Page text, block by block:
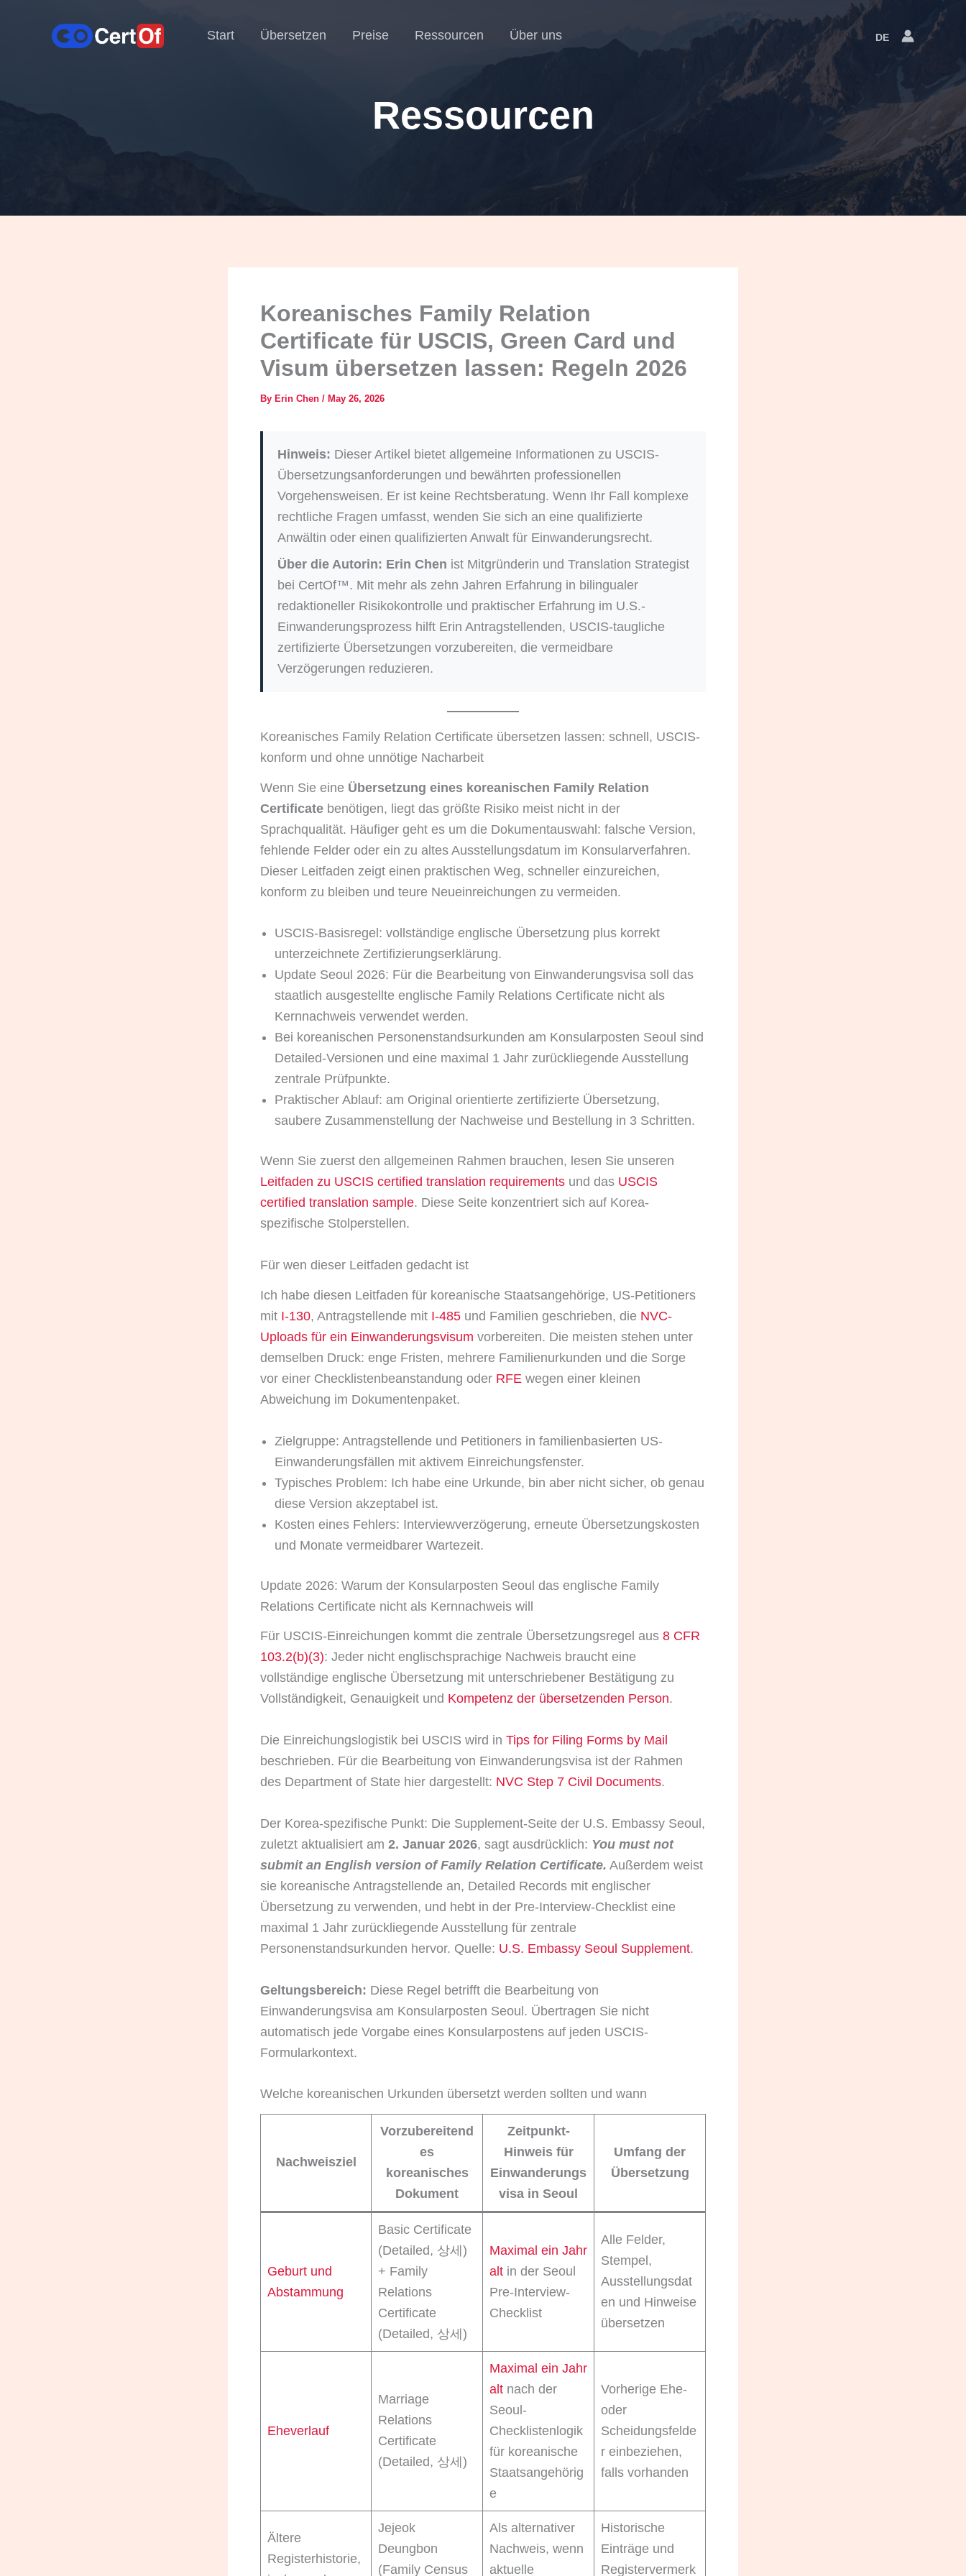
Start Übersetzen Preise Ressourcen Über uns DE
Language
Switcher
Ressourcen
Koreanisches Family Relation
Certificate für USCIS, Green Card und
Visum übersetzen lassen: Regeln 2026
By Erin Chen / May 26, 2026
Hinweis: Dieser Artikel bietet allgemeine Informationen zu USCIS-
Übersetzungsanforderungen und bewährten professionellen
Vorgehensweisen. Er ist keine Rechtsberatung. Wenn Ihr Fall komplexe
rechtliche Fragen umfasst, wenden Sie sich an eine qualifizierte
Anwältin oder einen qualifizierten Anwalt für Einwanderungsrecht.
Über die Autorin: Erin Chen ist Mitgründerin und Translation Strategist
bei CertOf™. Mit mehr als zehn Jahren Erfahrung in bilingualer
redaktioneller Risikokontrolle und praktischer Erfahrung im U.S.-
Einwanderungsprozess hilft Erin Antragstellenden, USCIS-taugliche
zertifizierte Übersetzungen vorzubereiten, die vermeidbare
Verzögerungen reduzieren.
Koreanisches Family Relation Certificate übersetzen lassen: schnell, USCIS-
konform und ohne unnötige Nacharbeit
Wenn Sie eine Übersetzung eines koreanischen Family Relation
Certificate benötigen, liegt das größte Risiko meist nicht in der
Sprachqualität. Häufiger geht es um die Dokumentauswahl: falsche Version,
fehlende Felder oder ein zu altes Ausstellungsdatum im Konsularverfahren.
Dieser Leitfaden zeigt einen praktischen Weg, schneller einzureichen,
konform zu bleiben und teure Neueinreichungen zu vermeiden.
USCIS-Basisregel: vollständige englische Übersetzung plus korrekt
unterzeichnete Zertifizierungserklärung.
Update Seoul 2026: Für die Bearbeitung von Einwanderungsvisa soll das
staatlich ausgestellte englische Family Relations Certificate nicht als
Kernnachweis verwendet werden.
Bei koreanischen Personenstandsurkunden am Konsularposten Seoul sind
Detailed-Versionen und eine maximal 1 Jahr zurückliegende Ausstellung
zentrale Prüfpunkte.
Praktischer Ablauf: am Original orientierte zertifizierte Übersetzung,
saubere Zusammenstellung der Nachweise und Bestellung in 3 Schritten.
Wenn Sie zuerst den allgemeinen Rahmen brauchen, lesen Sie unseren
Leitfaden zu USCIS certified translation requirements und das USCIS
certified translation sample. Diese Seite konzentriert sich auf Korea-
spezifische Stolperstellen.
Für wen dieser Leitfaden gedacht ist
Ich habe diesen Leitfaden für koreanische Staatsangehörige, US-Petitioners
mit I-130, Antragstellende mit I-485 und Familien geschrieben, die NVC-
Uploads für ein Einwanderungsvisum vorbereiten. Die meisten stehen unter
demselben Druck: enge Fristen, mehrere Familienurkunden und die Sorge
vor einer Checklistenbeanstandung oder RFE wegen einer kleinen
Abweichung im Dokumentenpaket.
Zielgruppe: Antragstellende und Petitioners in familienbasierten US-
Einwanderungsfällen mit aktivem Einreichungsfenster.
Typisches Problem: Ich habe eine Urkunde, bin aber nicht sicher, ob genau
diese Version akzeptabel ist.
Kosten eines Fehlers: Interviewverzögerung, erneute Übersetzungskosten
und Monate vermeidbarer Wartezeit.
Update 2026: Warum der Konsularposten Seoul das englische Family
Relations Certificate nicht als Kernnachweis will
Für USCIS-Einreichungen kommt die zentrale Übersetzungsregel aus 8 CFR
103.2(b)(3): Jeder nicht englischsprachige Nachweis braucht eine
vollständige englische Übersetzung mit unterschriebener Bestätigung zu
Vollständigkeit, Genauigkeit und Kompetenz der übersetzenden Person.
Die Einreichungslogistik bei USCIS wird in Tips for Filing Forms by Mail
beschrieben. Für die Bearbeitung von Einwanderungsvisa ist der Rahmen
des Department of State hier dargestellt: NVC Step 7 Civil Documents.
Der Korea-spezifische Punkt: Die Supplement-Seite der U.S. Embassy Seoul,
zuletzt aktualisiert am 2. Januar 2026, sagt ausdrücklich: You must not
submit an English version of Family Relation Certificate. Außerdem weist
sie koreanische Antragstellende an, Detailed Records mit englischer
Übersetzung zu verwenden, und hebt in der Pre-Interview-Checklist eine
maximal 1 Jahr zurückliegende Ausstellung für zentrale
Personenstandsurkunden hervor. Quelle: U.S. Embassy Seoul Supplement.
Geltungsbereich: Diese Regel betrifft die Bearbeitung von
Einwanderungsvisa am Konsularposten Seoul. Übertragen Sie nicht
automatisch jede Vorgabe eines Konsularpostens auf jeden USCIS-
Formularkontext.
Welche koreanischen Urkunden übersetzt werden sollten und wann
Nachweisziel
Vorzubereitend
es
koreanisches
Dokument
Zeitpunkt-
Hinweis für
Einwanderungs
visa in Seoul
Umfang der
Übersetzung
Geburt und
Abstammung
Basic Certificate
(Detailed, 상세)
+ Family
Relations
Certificate
(Detailed, 상세)
Maximal ein Jahr
alt in der Seoul
Pre-Interview-
Checklist
Alle Felder,
Stempel,
Ausstellungsdat
en und Hinweise
übersetzen
Eheverlauf
Marriage
Relations
Certificate
(Detailed, 상세)
Maximal ein Jahr
alt nach der
Seoul-
Checklistenlogik
für koreanische
Staatsangehörig
e
Vorherige Ehe-
oder
Scheidungsfelde
r einbeziehen,
falls vorhanden
Ältere
Registerhistorie,
Jejeok
Deungbon
(Family Census
Als alternativer
Nachweis, wenn
aktuelle
Historische
Einträge und
Registervermerk